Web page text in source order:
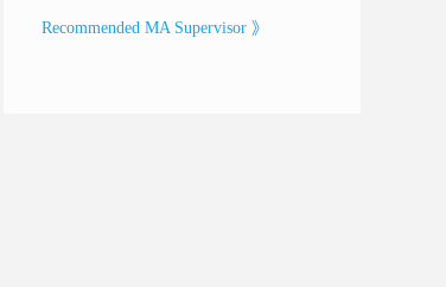
Recommended MA Supervisor 》